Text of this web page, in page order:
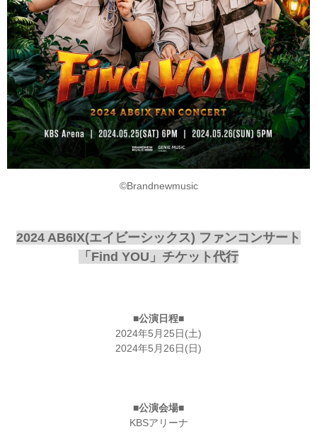
©Brandnewmusic
2024 AB6IX(エイビーシックス) ファンコンサート
「Find YOU」チケット代行
■公演日程■
2024年5月25日(土)
2024年5月26日(日)
■公演会場■
KBSアリーナ